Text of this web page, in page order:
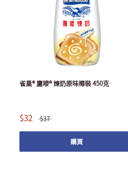
雀巢® 鷹嘜® 煉奶原味樽裝 450克
$32 $37
購買